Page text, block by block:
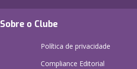
Sobre o Clube
Política de privacidade
Compliance Editorial